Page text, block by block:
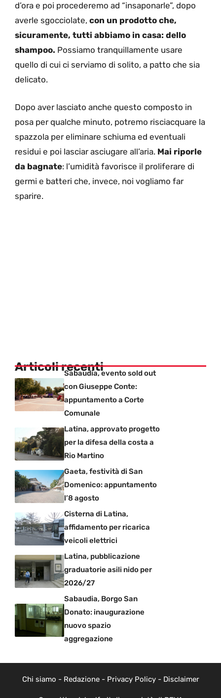
d’ora e poi procederemo ad “insaponarle”, dopo
averle sgocciolate, con un prodotto che,
sicuramente, tutti abbiamo in casa: dello
shampoo. Possiamo tranquillamente usare
quello di cui ci serviamo di solito, a patto che sia
delicato.
Dopo aver lasciato anche questo composto in
posa per qualche minuto, potremo risciacquare la
spazzola per eliminare schiuma ed eventuali
residui e poi lasciar asciugare all’aria. Mai riporle
da bagnate: l’umidità favorisce il proliferare di
germi e batteri che, invece, noi vogliamo far
sparire.
Articoli recentiSabaudia, evento sold out
con Giuseppe Conte:
appuntamento a Corte
Comunale
Latina, approvato progetto
per la difesa della costa a
Rio Martino
Gaeta, festività di San
Domenico: appuntamento
l’8 agosto
Cisterna di Latina,
affidamento per ricarica
veicoli elettrici
Latina, pubblicazione
graduatorie asili nido per
2026/27
Sabaudia, Borgo San
Donato: inaugurazione
nuovo spazio
aggregazione
Chi siamo - Redazione- Privacy Policy- Disclaimer